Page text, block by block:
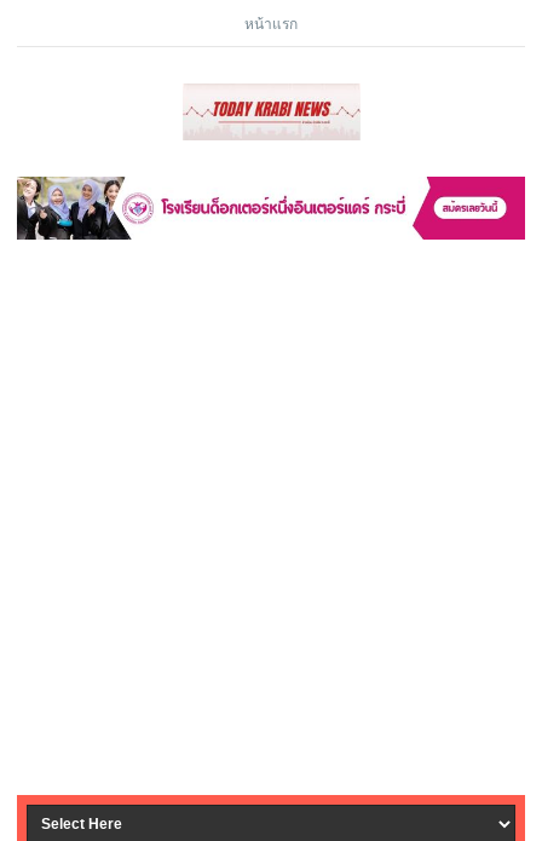
หน้าแรก